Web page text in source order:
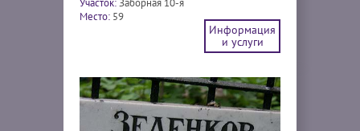
Место: 59
Информация
и услуги